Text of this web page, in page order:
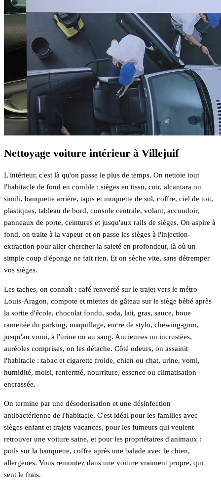
Nettoyage voiture intérieur à Villejuif
L'intérieur, c'est là qu'on passe le plus de temps. On nettoie tout
l'habitacle de fond en comble : sièges en tissu, cuir, alcantara ou
simili, banquette arrière, tapis et moquette de sol, coffre, ciel de toit,
plastiques, tableau de bord, console centrale, volant, accoudoir,
panneaux de porte, ceintures et jusqu'aux rails de sièges. On aspire à
fond, on traite à la vapeur et on passe les sièges à l'injection-
extraction pour aller chercher la saleté en profondeur, là où un
simple coup d'éponge ne fait rien. Et on sèche vite, sans détremper
vos sièges.
Les taches, on connaît : café renversé sur le trajet vers le métro
Louis-Aragon, compote et miettes de gâteau sur le siège bébé après
la sortie d'école, chocolat fondu, soda, lait, gras, sauce, boue
ramenée du parking, maquillage, encre de stylo, chewing-gum,
jusqu'au vomi, à l'urine ou au sang. Anciennes ou incrustées,
auréoles comprises, on les détache. Côté odeurs, on assainit
l'habitacle : tabac et cigarette froide, chien ou chat, urine, vomi,
humidité, moisi, renfermé, nourriture, essence ou climatisation
encrassée.
On termine par une désodorisation et une désinfection
antibactérienne de l'habitacle. C'est idéal pour les familles avec
sièges enfant et trajets vacances, pour les fumeurs qui veulent
retrouver une voiture saine, et pour les propriétaires d'animaux :
poils sur la banquette, coffre après une balade avec le chien,
allergènes. Vous remontez dans une voiture vraiment propre, qui
sent le frais.